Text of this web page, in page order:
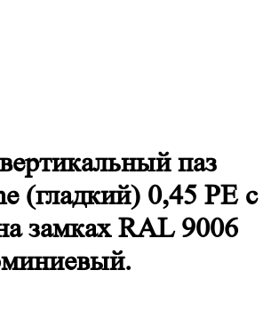
паз
(гладкий) 0,45 PE с
замках RAL 9006